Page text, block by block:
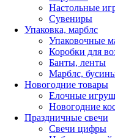
Настольные
Сувениры
Упаковка, марблс
Упаковочные
Коробки для
Банты, ленты
Марблс,
Новогодние товары
Елочные
Новогодние
Праздничные свечи
Свечи цифры